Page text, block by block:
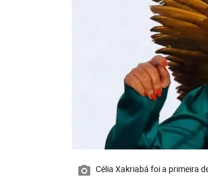
Célia Xakriabá foi a primeira